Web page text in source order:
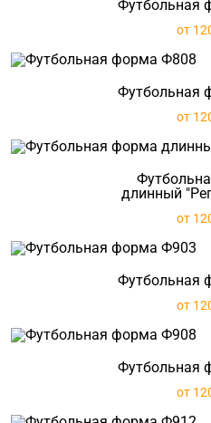
Футбольная
от
Футбольная
от
длинный
от
Футбольная
от
Футбольная
от